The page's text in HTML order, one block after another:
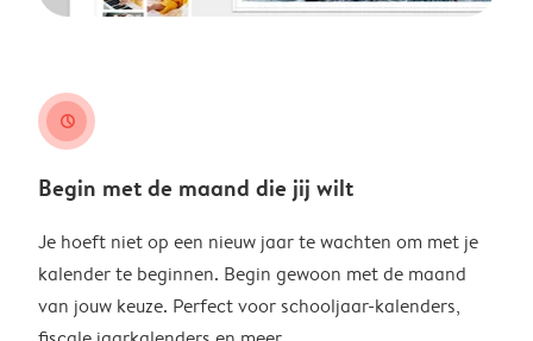
clock
Begin met de maand die jij wilt
Je hoeft niet op een nieuw jaar te wachten om met je
kalender te beginnen. Begin gewoon met de maand
van jouw keuze. Perfect voor schooljaar-kalenders,